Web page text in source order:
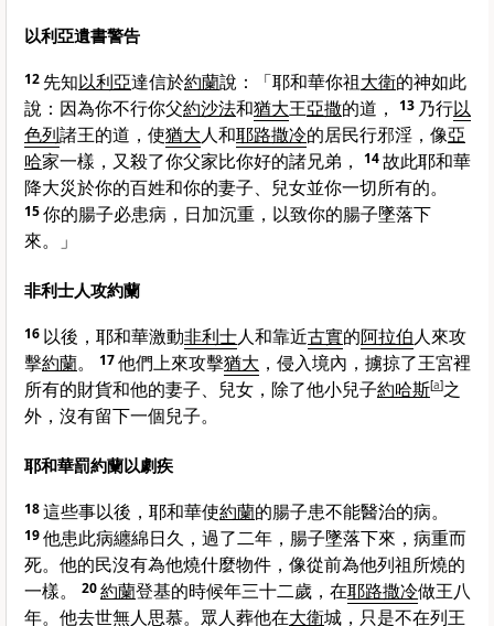
以利亞遺書警告
12 先知以利亞達信於約蘭說：「耶和華你祖大衛的神如此
說：因為你不行你父約沙法和猶大王亞撒的道， 13 乃行以
色列諸王的道，使猶大人和耶路撒冷的居民行邪淫，像亞
哈家一樣，又殺了你父家比你好的諸兄弟， 14故此耶和華
降大災於你的百姓和你的妻子、兒女並你一切所有的。
15你的腸子必患病，日加沉重，以致你的腸子墜落下
來。」
非利士人攻約蘭
16 以後，耶和華激動非利士人和靠近古實的阿拉伯人來攻
擊約蘭。 17他們上來攻擊猶大 ，侵入境內，擄掠了王宮裡
所有的財貨和他的妻子、兒女，除了他小兒子約哈斯[a]之
外，沒有留下一個兒子。
耶和華罰約蘭以劇疾
18這些事以後，耶和華使約蘭的腸子患不能醫治的病。
19他患此病纏綿日久，過了二年，腸子墜落下來，病重而
死。他的民沒有為他燒什麼物件，像從前為他列祖所燒的
一樣。
20約蘭登基的時候年三十二歲，在耶路撒冷做王八
年。他去世無人思慕。眾人葬他在大衛城，只是不在列王